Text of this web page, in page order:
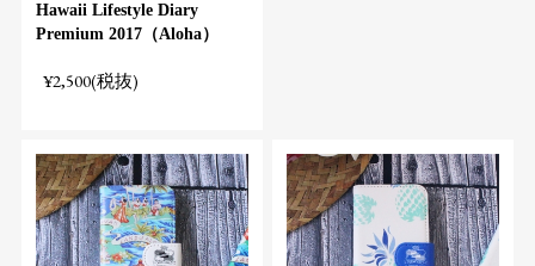
Hawaii Lifestyle Diary
Premium 2017（Aloha）
¥2,500(税抜)